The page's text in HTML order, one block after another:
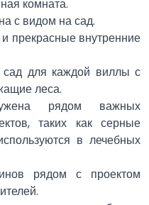
комната.
с видом на сад.
прекрасные внутренние
для каждой виллы с
леса.
рядом важных
таких как серные
в лечебных
рядом с проектом